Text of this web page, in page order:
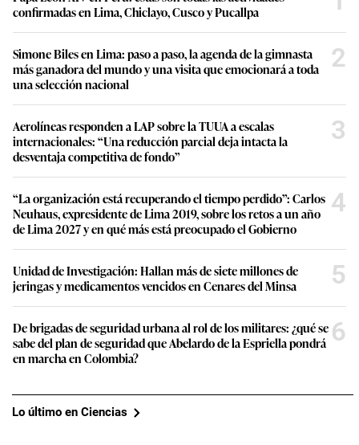
confirmadas en Lima, Chiclayo, Cusco y Pucallpa
Simone Biles en Lima: paso a paso, la agenda de la gimnasta
más ganadora del mundo y una visita que emocionará a toda
una selección nacional
2
Aerolíneas responden a LAP sobre la TUUA a escalas
internacionales: “Una reducción parcial deja intacta la
desventaja competitiva de fondo”
3
“La organización está recuperando el tiempo perdido”: Carlos
Neuhaus, expresidente de Lima 2019, sobre los retos a un año
de Lima 2027 y en qué más está preocupado el Gobierno
4
Unidad de Investigación: Hallan más de siete millones de
jeringas y medicamentos vencidos en Cenares del Minsa
5
De brigadas de seguridad urbana al rol de los militares: ¿qué se
sabe del plan de seguridad que Abelardo de la Espriella pondrá
en marcha en Colombia?
6
Lo último en Ciencias